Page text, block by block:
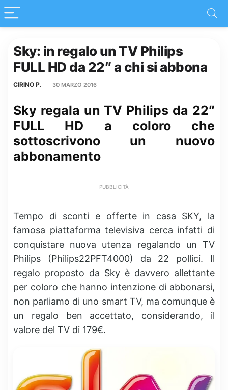
Sky: in regalo un TV Philips
FULL HD da 22″ a chi si abbona
CIRINO P. 30 MARZO 2016
Sky regala un TV Philips da 22″
FULL HD a coloro che
sottoscrivono un nuovo
abbonamento
PUBBLICITÀ
Tempo di sconti e offerte in casa SKY, la
famosa piattaforma televisiva cerca infatti di
conquistare nuova utenza regalando un TV
Philips (Philips22PFT4000) da 22 pollici. Il
regalo proposto da Sky è davvero allettante
per coloro che hanno intenzione di abbonarsi,
non parliamo di uno smart TV, ma comunque è
un regalo ben accettato, considerando, il
valore del TV di 179€.